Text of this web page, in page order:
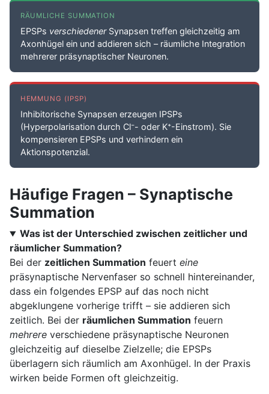
RÄUMLICHE SUMMATION
EPSPs verschiedenerSynapsen treffen gleichzeitig am
Axonhügel ein und addieren sich – räumliche Integration
mehrerer präsynaptischer Neuronen.
HEMMUNG (IPSP)
Inhibitorische Synapsen erzeugen IPSPs
(Hyperpolarisation durch Cl⁻- oder K⁺-Einstrom). Sie
kompensieren EPSPs und verhindern ein
Aktionspotenzial.
Häufige Fragen – Synaptische
Summation
Was ist der Unterschied zwischen zeitlicher und
räumlicher Summation?
Bei der zeitlichen Summation feuert eine
präsynaptische Nervenfaser so schnell hintereinander,
dass ein folgendes EPSP auf das noch nicht
abgeklungene vorherige trifft – sie addieren sich
zeitlich. Bei der räumlichen Summation feuern
mehrere verschiedene präsynaptische Neuronen
gleichzeitig auf dieselbe Zielzelle; die EPSPs
überlagern sich räumlich am Axonhügel. In der Praxis
wirken beide Formen oft gleichzeitig.